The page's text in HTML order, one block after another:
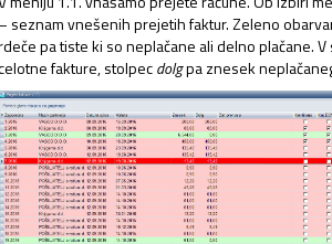
– seznam vnešenih prejetih faktur. Zeleno
pa tiste ki so neplačane ali delno plačane. V
fakture, stolpecdolgpa znesek